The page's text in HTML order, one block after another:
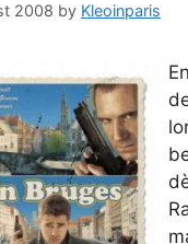
2008 by Kleoinparis